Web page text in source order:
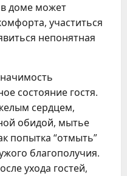
доме может
участиться
непонятная
состояние гостя.
сердцем,
обидой, мытье
попытка “отмыть”
благополучия.
ухода гостей,